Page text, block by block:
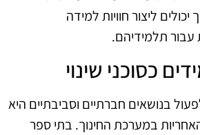
יכולים ליצור חוויות למידה
עבור תלמידיהם.
כסוכני שינוי
בנושאים חברתיים וסביבתיים היא
במערכת החינוך. בתי ספר